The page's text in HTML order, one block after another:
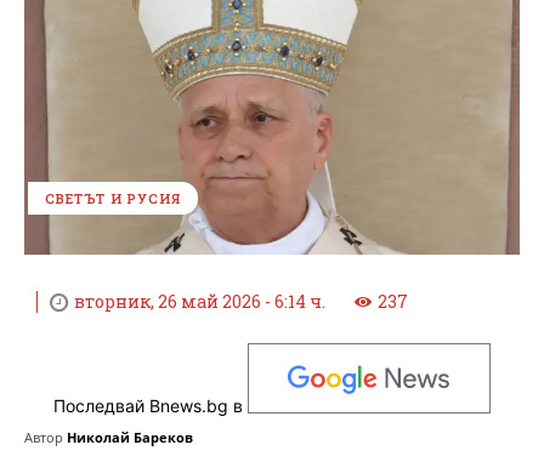
СВЕТЪТ И РУСИЯ
вторник, 26 май 2026 - 6:14 ч. 237
Последвай Bnews.bg в
Автор Николай Бареков